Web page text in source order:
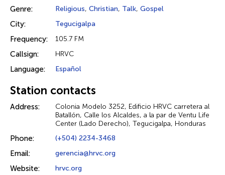
Genre: Religious, Christian, Talk, Gospel
City: Tegucigalpa
Frequency: 105.7 FM
Callsign: HRVC
Language: Español
Station contacts
Address:
Colonia Modelo 3252, Edificio HRVC carretera al
Batallón, Calle los Alcaldes, a la par de Ventu Life
Center (Lado Derecho), Tegucigalpa, Honduras
Phone: (+504) 2234-3468
Email: gerencia@hrvc.org
Website: hrvc.org